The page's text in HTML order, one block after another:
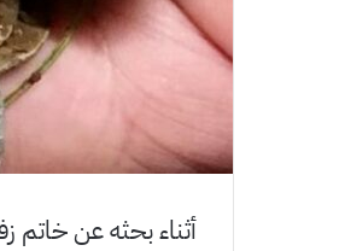
أثناء بحثه عن